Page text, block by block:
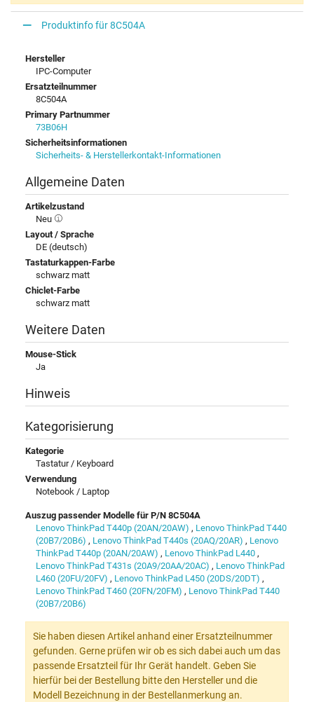
Produktinfo für 8C504A
Hersteller
IPC-Computer
Ersatzteilnummer
8C504A
Primary Partnummer
73B06H
Sicherheitsinformationen
Sicherheits- & Herstellerkontakt-Informationen
Allgemeine Daten
Artikelzustand
Neu
Layout / Sprache
DE (deutsch)
Tastaturkappen-Farbe
schwarz matt
Chiclet-Farbe
schwarz matt
Weitere Daten
Mouse-Stick
Ja
Hinweis
Kategorisierung
Kategorie
Tastatur / Keyboard
Verwendung
Notebook / Laptop
Auszug passender Modelle für P/N 8C504A
Lenovo ThinkPad T440p (20AN/20AW) , Lenovo ThinkPad T440
(20B7/20B6) , Lenovo ThinkPad T440s (20AQ/20AR) , Lenovo
ThinkPad T440p (20AN/20AW) , Lenovo ThinkPad L440 ,
Lenovo ThinkPad T431s (20A9/20AA/20AC) , Lenovo ThinkPad
L460 (20FU/20FV) , Lenovo ThinkPad L450 (20DS/20DT) ,
Lenovo ThinkPad T460 (20FN/20FM) , Lenovo ThinkPad T440
(20B7/20B6)
Sie haben diesen Artikel anhand einer Ersatzteilnummer
gefunden. Gerne prüfen wir ob es sich dabei auch um das
passende Ersatzteil für Ihr Gerät handelt. Geben Sie
hierfür bei der Bestellung bitte den Hersteller und die
Modell Bezeichnung in der Bestellanmerkung an.